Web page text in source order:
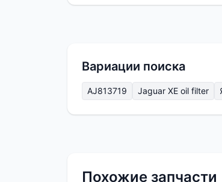
Вариации поиска
AJ813719 Jaguar XE oil filter
Похожие запчасти